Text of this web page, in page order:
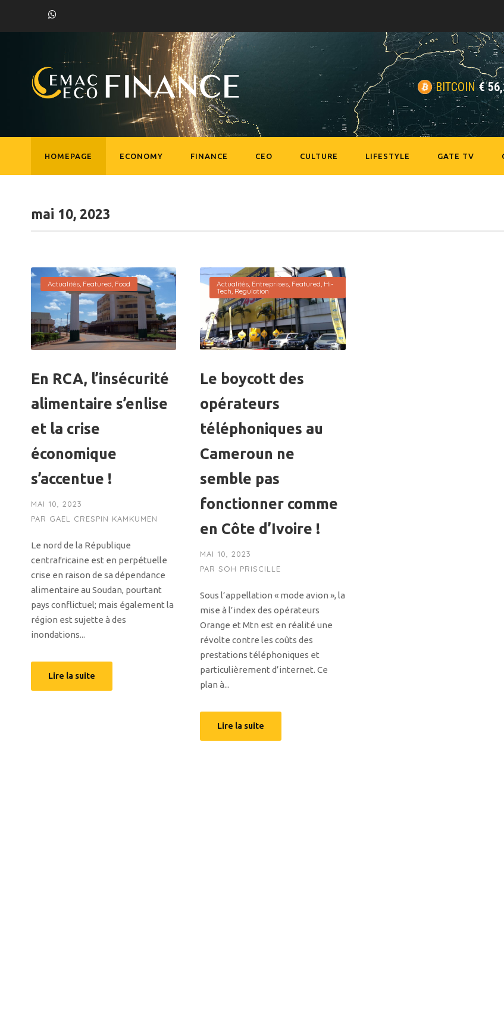
BITCOIN €
HOMEPAGE ECONOMY FINANCE CEO CULTURE LIFESTYLE GATE TV
mai 10, 2023
Actualités Featured Food
En RCA, l’insécurité
alimentaire s’enlise
et la crise
économique
s’accentue !
MAI 10, 2023
PAR GAEL CRESPIN KAMKUMEN
Le nord de la République
centrafricaine est en perpétuelle
crise en raison de sa dépendance
alimentaire au Soudan, pourtant
pays conflictuel; mais également la
région est sujette à des
inondations...
Lire la suite
Actualités Entreprises Featured Hi-
Tech Regulation
Le boycott des
opérateurs
téléphoniques au
Cameroun ne
semble pas
fonctionner comme
en Côte d’Ivoire !
MAI 10, 2023
PAR SOH PRISCILLE
Sous l’appellation « mode avion », la
mise à l’index des opérateurs
Orange et Mtn est en réalité une
révolte contre les coûts des
prestations téléphoniques et
particulièrement d’internet. Ce
plan à...
Lire la suite